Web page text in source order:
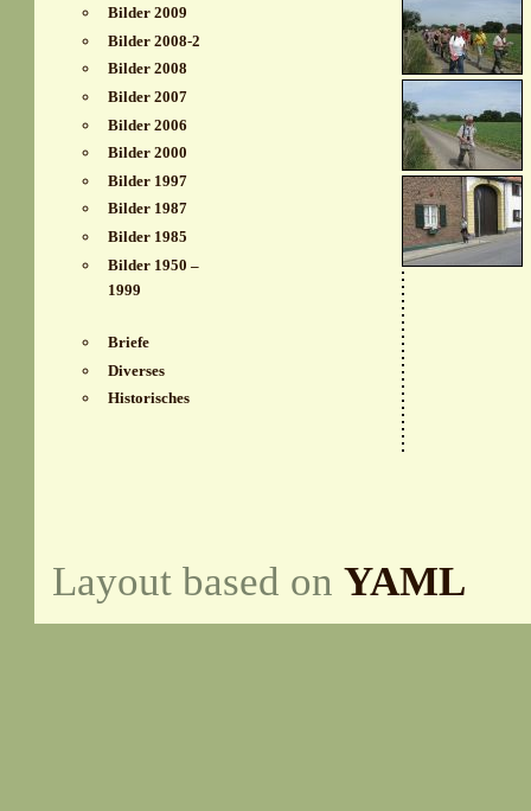
Bilder 2009
Bilder 2008-2
Bilder 2008
Bilder 2007
Bilder 2006
Bilder 2000
Bilder 1997
Bilder 1987
Bilder 1985
Bilder 1950 –
1999
Briefe
Diverses
Historisches
Layout based onYAML